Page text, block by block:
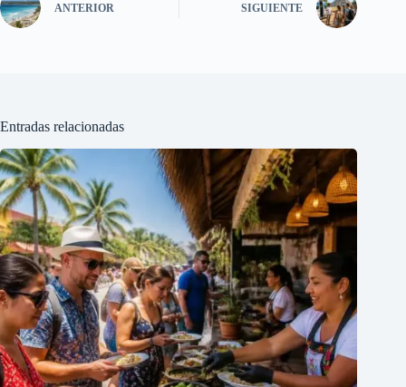
ANTERIOR SIGUIENTE
Entradas relacionadas